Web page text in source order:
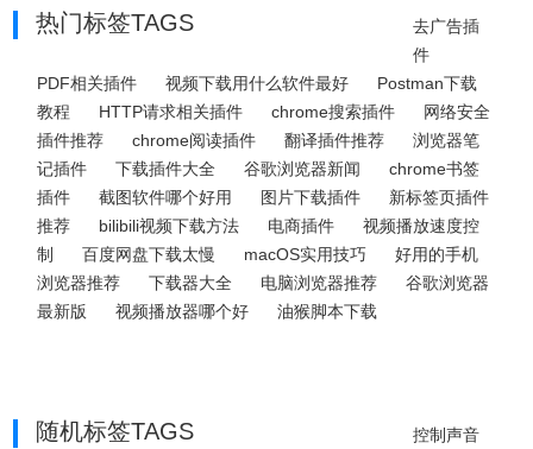
热门标签TAGS
去广告插
件
PDF相关插件
视频下载用什么软件最好
Postman下载
教程
HTTP请求相关插件 chrome搜索插件
网络安全
插件推荐
chrome阅读插件 翻译插件推荐
浏览器笔
记插件
下载插件大全 谷歌浏览器新闻
chrome书签
插件
截图软件哪个好用 图片下载插件
新标签页插件
推荐
bilibili视频下载方法 电商插件
视频播放速度控
制
百度网盘下载太慢 macOS实用技巧
好用的手机
浏览器推荐
下载器大全 电脑浏览器推荐
谷歌浏览器
最新版
视频播放器哪个好 油猴脚本下载
随机标签TAGS
控制声音